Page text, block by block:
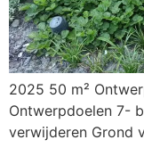
2025 50 m²
Ontwerpdoelen 7-
verwijderen Grond